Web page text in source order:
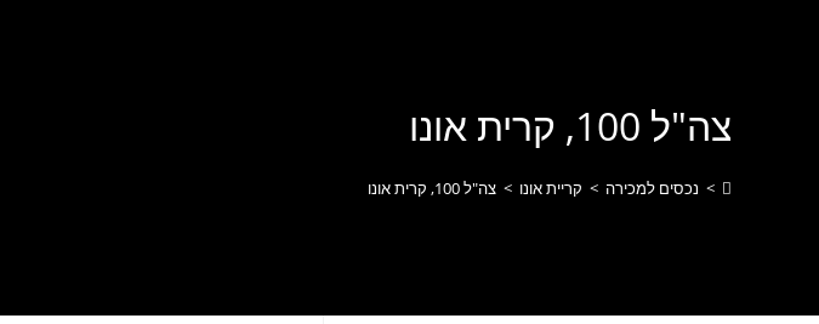
צה"ל 100, קרית אונו
> נכסים למכירה > קריית אונו > צה"ל 100, קרית אונו